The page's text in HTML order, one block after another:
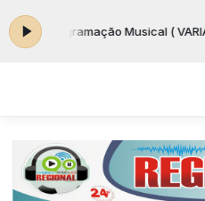
Programação Musical (